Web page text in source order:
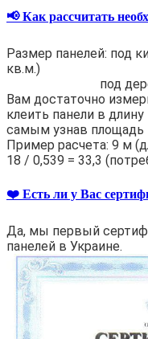
📢 Как рассчитать
Размер панелей: под
кв.м.)
под дерево
Вам достаточно
клеить панели в
самым узнав площадь
Пример расчета: 9 м
18 / 0,539 = 33,3
❤️ Есть ли у Вас
Да, мы первый
панелей в Украине.